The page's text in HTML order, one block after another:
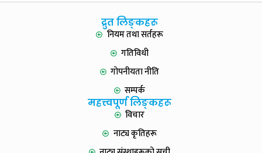
द्रुत लिङ्कहरू
नियम तथा सर्तहरू
गतिविधी
गोपनीयता नीति
सम्पर्क
महत्त्वपूर्ण लिङ्कहरू
विचार
नाट्य कृतिहरू